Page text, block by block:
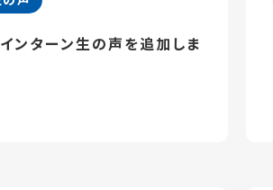
ンターン生の声を追加しま